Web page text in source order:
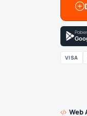
VISA
Web